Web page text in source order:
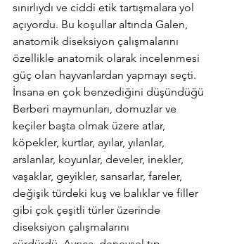
sınırlıydı ve ciddi etik tartışmalara yol
açıyordu. Bu koşullar altında Galen,
anatomik diseksiyon çalışmalarını
özellikle anatomik olarak incelenmesi
güç olan hayvanlardan yapmayı seçti.
İnsana en çok benzediğini düşündüğü
Berberi maymunları, domuzlar ve
keçiler başta olmak üzere atlar,
köpekler, kurtlar, ayılar, yılanlar,
arslanlar, koyunlar, develer, inekler,
vaşaklar, geyikler, sansarlar, fareler,
değişik türdeki kuş ve balıklar ve filler
gibi çok çeşitli türler üzerinde
diseksiyon çalışmalarını